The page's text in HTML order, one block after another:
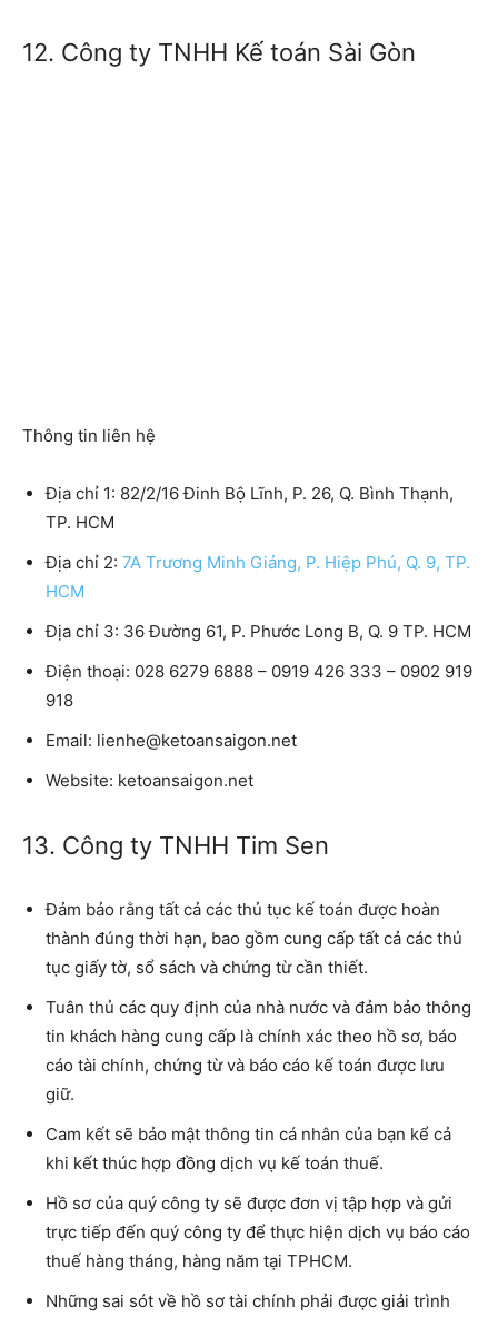
12. Công ty TNHH Kế toán Sài Gòn
Thông tin liên hệ
Địa chỉ 1: 82/2/16 Đinh Bộ Lĩnh, P. 26, Q. Bình Thạnh,
TP. HCM
Địa chỉ 2: 7A Trương Minh Giảng, P. Hiệp Phú, Q. 9, TP.
HCM
Địa chỉ 3: 36 Đường 61, P. Phước Long B, Q. 9 TP. HCM
Điện thoại: 028 6279 6888 – 0919 426 333 – 0902 919
918
Email: lienhe@ketoansaigon.net
Website: ketoansaigon.net
13. Công ty TNHH Tim Sen
Đảm bảo rằng tất cả các thủ tục kế toán được hoàn
thành đúng thời hạn, bao gồm cung cấp tất cả các thủ
tục giấy tờ, sổ sách và chứng từ cần thiết.
Tuân thủ các quy định của nhà nước và đảm bảo thông
tin khách hàng cung cấp là chính xác theo hồ sơ, báo
cáo tài chính, chứng từ và báo cáo kế toán được lưu
giữ.
Cam kết sẽ bảo mật thông tin cá nhân của bạn kể cả
khi kết thúc hợp đồng dịch vụ kế toán thuế.
Hồ sơ của quý công ty sẽ được đơn vị tập hợp và gửi
trực tiếp đến quý công ty để thực hiện dịch vụ báo cáo
thuế hàng tháng, hàng năm tại TPHCM.
Những sai sót về hồ sơ tài chính phải được giải trình